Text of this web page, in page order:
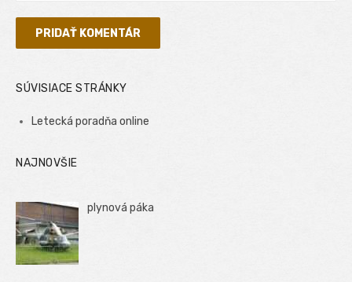
SÚVISIACE STRÁNKY
Letecká poradňa online
NAJNOVŠIE
plynová páka